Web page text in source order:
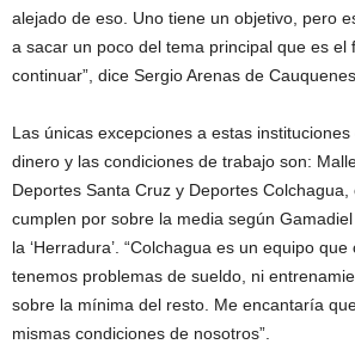
alejado de eso. Uno tiene un objetivo, pero
a sacar un poco del tema principal que es el
continuar”, dice Sergio Arenas de Cauquenes.
Las únicas excepciones a estas
dinero y las condiciones de trabajo son:
Deportes Santa Cruz y Deportes
cumplen por sobre la media según
la ‘Herradura’. “Colchagua es un equipo
tenemos problemas de sueldo, ni
sobre la mínima del resto. Me encantaría
mismas condiciones de nosotros”.